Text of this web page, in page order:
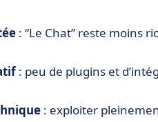
: “Le Chat” reste moins
: peu de plugins et
: exploiter